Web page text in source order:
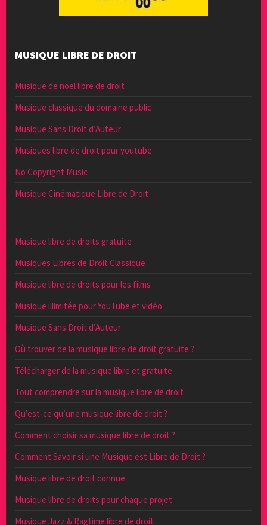
MUSIQUE LIBRE DE DROIT
Musique de noël libre de droit
Musique classique du domaine public
Musique Sans Droit d’Auteur
Musiques libre de droit pour youtube
No Copyright Music
Musique Cinématique Libre de Droit
Musique libre de droits gratuite
Musiques Libres de Droit Classique
Musique libre de droits pour les films
Musique illimitée pour YouTube et vidéo
Musique Sans Droit d’Auteur
Où trouver de la musique libre de droit gratuite ?
Télécharger de la musique libre et gratuite
Tout comprendre sur la musique libre de droit
Qu’est-ce qu’une musique libre de droit ?
Comment choisir sa musique libre de droit ?
Comment Savoir si une Musique est Libre de Droit ?
Musique libre de droit connue
Musique libre de droits pour chaque projet
Musique Jazz & Ragtime libre de droit